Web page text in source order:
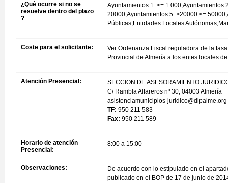
¿Qué ocurre si no se
resuelve dentro del plazo
?
Ayuntamientos 1. <= 1.000,Ayuntamientos
20000,Ayuntamientos 5. >20000 <=
Públicas,Entidades Locales
Coste para el solicitante:
Ver Ordenanza Fiscal reguladora de la
Provincial de Almería a los entes locales
Atención Presencial:
SECCION DE ASESORAMIENTO
C/ Rambla Alfareros nº 30, 04003 Almería
asistenciamunicipios-juridico@dipalme.org
TF: 950 211 583
Fax: 950 211 589
Horario de atención
Presencial:
8:00 a 15:00
Observaciones:
De acuerdo con lo estipulado en el
publicado en el BOP de 17 de junio de